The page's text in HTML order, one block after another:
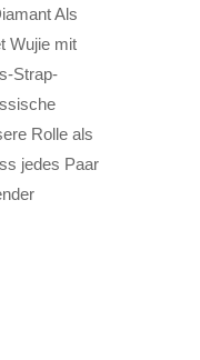
Als
Wujie mit
Strap-
Rolle als
jedes Paar